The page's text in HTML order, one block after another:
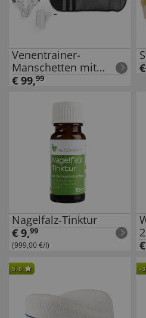
Venentrainer-
Manschetten mit
Luftkompression
€ 99,99
Nagelfalz-Tinktur
€ 9,99
(999,00 €/l)
€
5.0 -